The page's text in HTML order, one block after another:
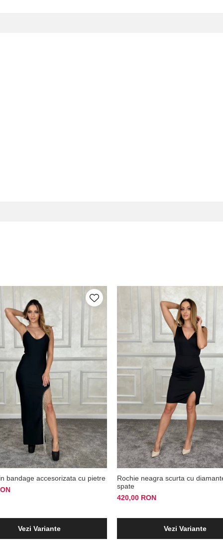
bandage accesorizata cu pietre
Vezi Variante
Rochie neagra scurta cu
spate
420,00 RON
Vezi Variante